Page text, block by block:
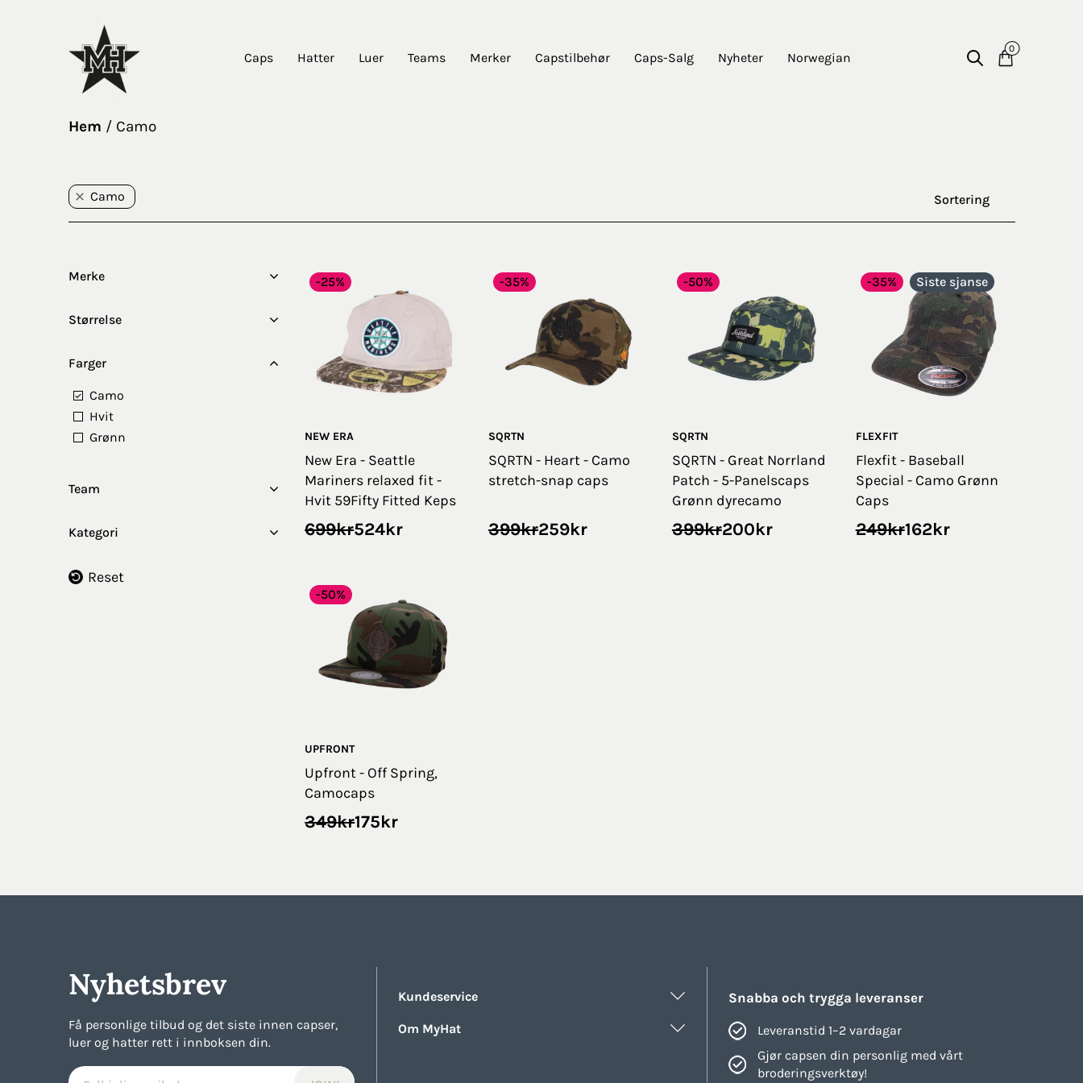
Caps Hatter Luer Teams Merker Capstilbehør Caps-Salg Nyheter Norwegian
0
Hem Camo
Camo Sortering
Merke
Størrelse
Farger
Camo
Hvit
Grønn
Team
Kategori
Reset
-25%
NEW ERA
New Era - Seattle
Mariners relaxed fit -
Hvit 59Fifty Fitted Keps
699kr
Opprinnelig
699kr.
524kr
Nåværende
524kr.
-35%
SQRTN
SQRTN - Heart - Camo
stretch-snap caps
399kr
Opprinnelig
259kr
Nåværende
-50%
SQRTN
SQRTN - Great Norrland
Patch - 5-Panelscaps
Grønn dyrecamo
399kr
Opprinnelig
200kr
Nåværende
-35% Siste sjanse
FLEXFIT
Flexfit - Baseball
Special - Camo Grønn
Caps
249kr
Opprinnelig
162kr
Nåværende
-50%
UPFRONT
Upfront - Off Spring,
Camocaps
349kr
Opprinnelig
175kr
Nåværende
Nyhetsbrev
Få personlige tilbud og det siste innen capser,
luer og hatter rett i innboksen din.
Kundeservice
Om MyHat
Snabba och trygga leveranser
Leveranstid 1–2 vardagar
Gjør capsen din personlig med vårt
broderingsverktøy!